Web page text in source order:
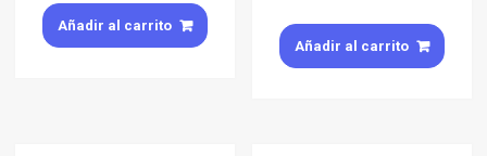
Añadir al carrito
Añadir al carrito